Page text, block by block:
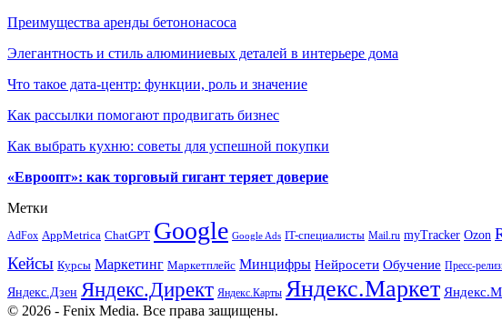
Преимущества аренды бетононасоса
Элегантность и стиль алюминиевых деталей в интерьере дома
Что такое дата-центр: функции, роль и значение
Как рассылки помогают продвигать бизнес
Как выбрать кухню: советы для успешной покупки
«Евроопт»: как торговый гигант теряет доверие
Метки
AdFox AppMetrica ChatGPT Google Google Ads IT-специалисты Mail.ru myTracker Ozon
Кейсы Курсы Маркетинг Маркетплейс Минцифры Нейросети Обучение Пресс-
Яндекс.Дзен Яндекс.Директ Яндекс.Карты Яндекс.Маркет
© 2026 - Fenix Media. Все права защищены.